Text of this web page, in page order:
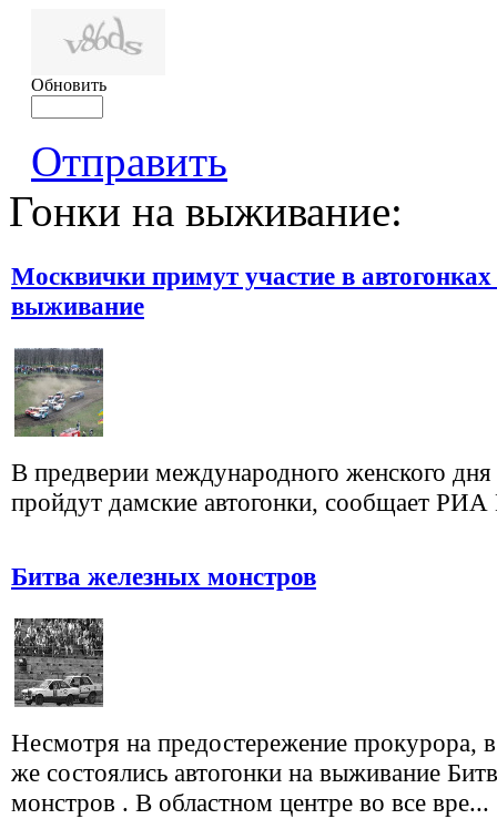
Обновить
Отправить
Гонки на выживание:
Москвички примут участие в
выживание
В предверии международного женского
пройдут дамские автогонки, сообщает
Битва железных монстров
Несмотря на предостережение прокурора, в
же состоялись автогонки на выживание
монстров . В областном центре во все вре...